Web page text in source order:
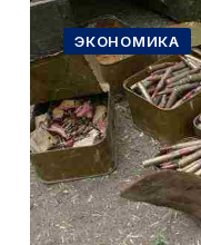
ЭКОНОМИКА